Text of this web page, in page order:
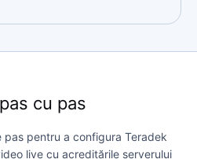
cu pas
pentru a configura Teradek
live cu acreditările serverului